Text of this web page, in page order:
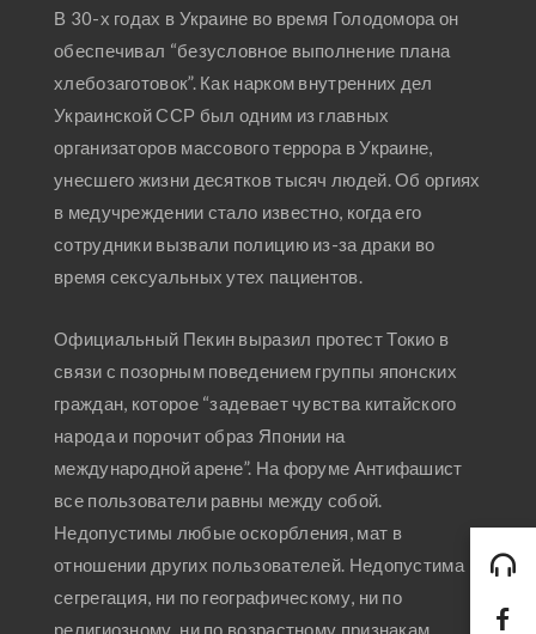
В 30-х годах в Украине во время Голодомора он
обеспечивал “безусловное выполнение плана
хлебозаготовок”. Как нарком внутренних дел
Украинской ССР был одним из главных
организаторов массового террора в Украине,
унесшего жизни десятков тысяч людей. Об оргиях
в медучреждении стало известно, когда его
сотрудники вызвали полицию из-за драки во
время сексуальных утех пациентов.
Официальный Пекин выразил протест Токио в
связи с позорным поведением группы японских
граждан, которое “задевает чувства китайского
народа и порочит образ Японии на
международной арене”. На форуме Антифашист
все пользователи равны между собой.
Недопустимы любые оскорбления, мат в
отношении других пользователей. Недопустима
сегрегация, ни по географическому, ни по
религиозному, ни по возрастному признакам.